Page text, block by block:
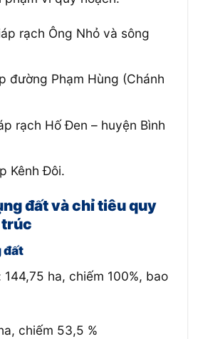
rạch Ông Nhỏ và sông
đường Phạm Hùng (Chánh
rạch Hố Đen – huyện Bình
Kênh Đôi.
đất và chỉ tiêu quy
trúc
đất
ha, chiếm 100%, bao
chiếm 53,5 %